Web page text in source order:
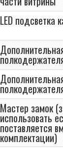
LED подсветка
Мастер замок
использовать
поставляется
комплектации)